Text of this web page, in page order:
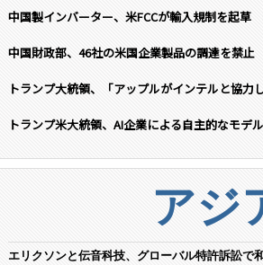
中国製インバーター、米FCCが輸入規制を起草
中国財政部、46社の米国企業製品の調達を禁止
トランプ大統領、「アップルがインテルと協
トランプ米大統領、AI企業による自主的なモデ
アジ
エリクソンと伝音科技、グローバル特許訴訟で